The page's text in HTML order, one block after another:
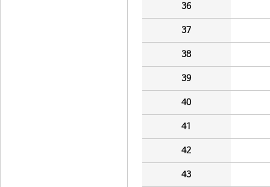
36
37
38
39
40
41
42
43